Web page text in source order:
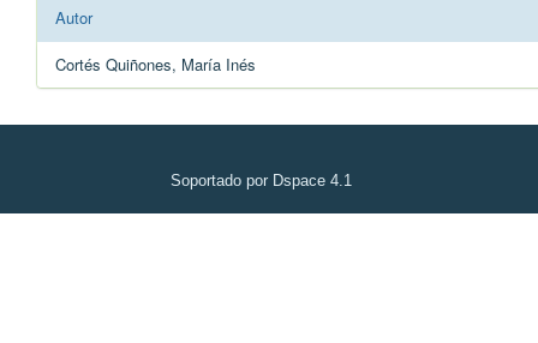
Autor
Cortés Quiñones, María Inés
Soportado por Dspace 4.1